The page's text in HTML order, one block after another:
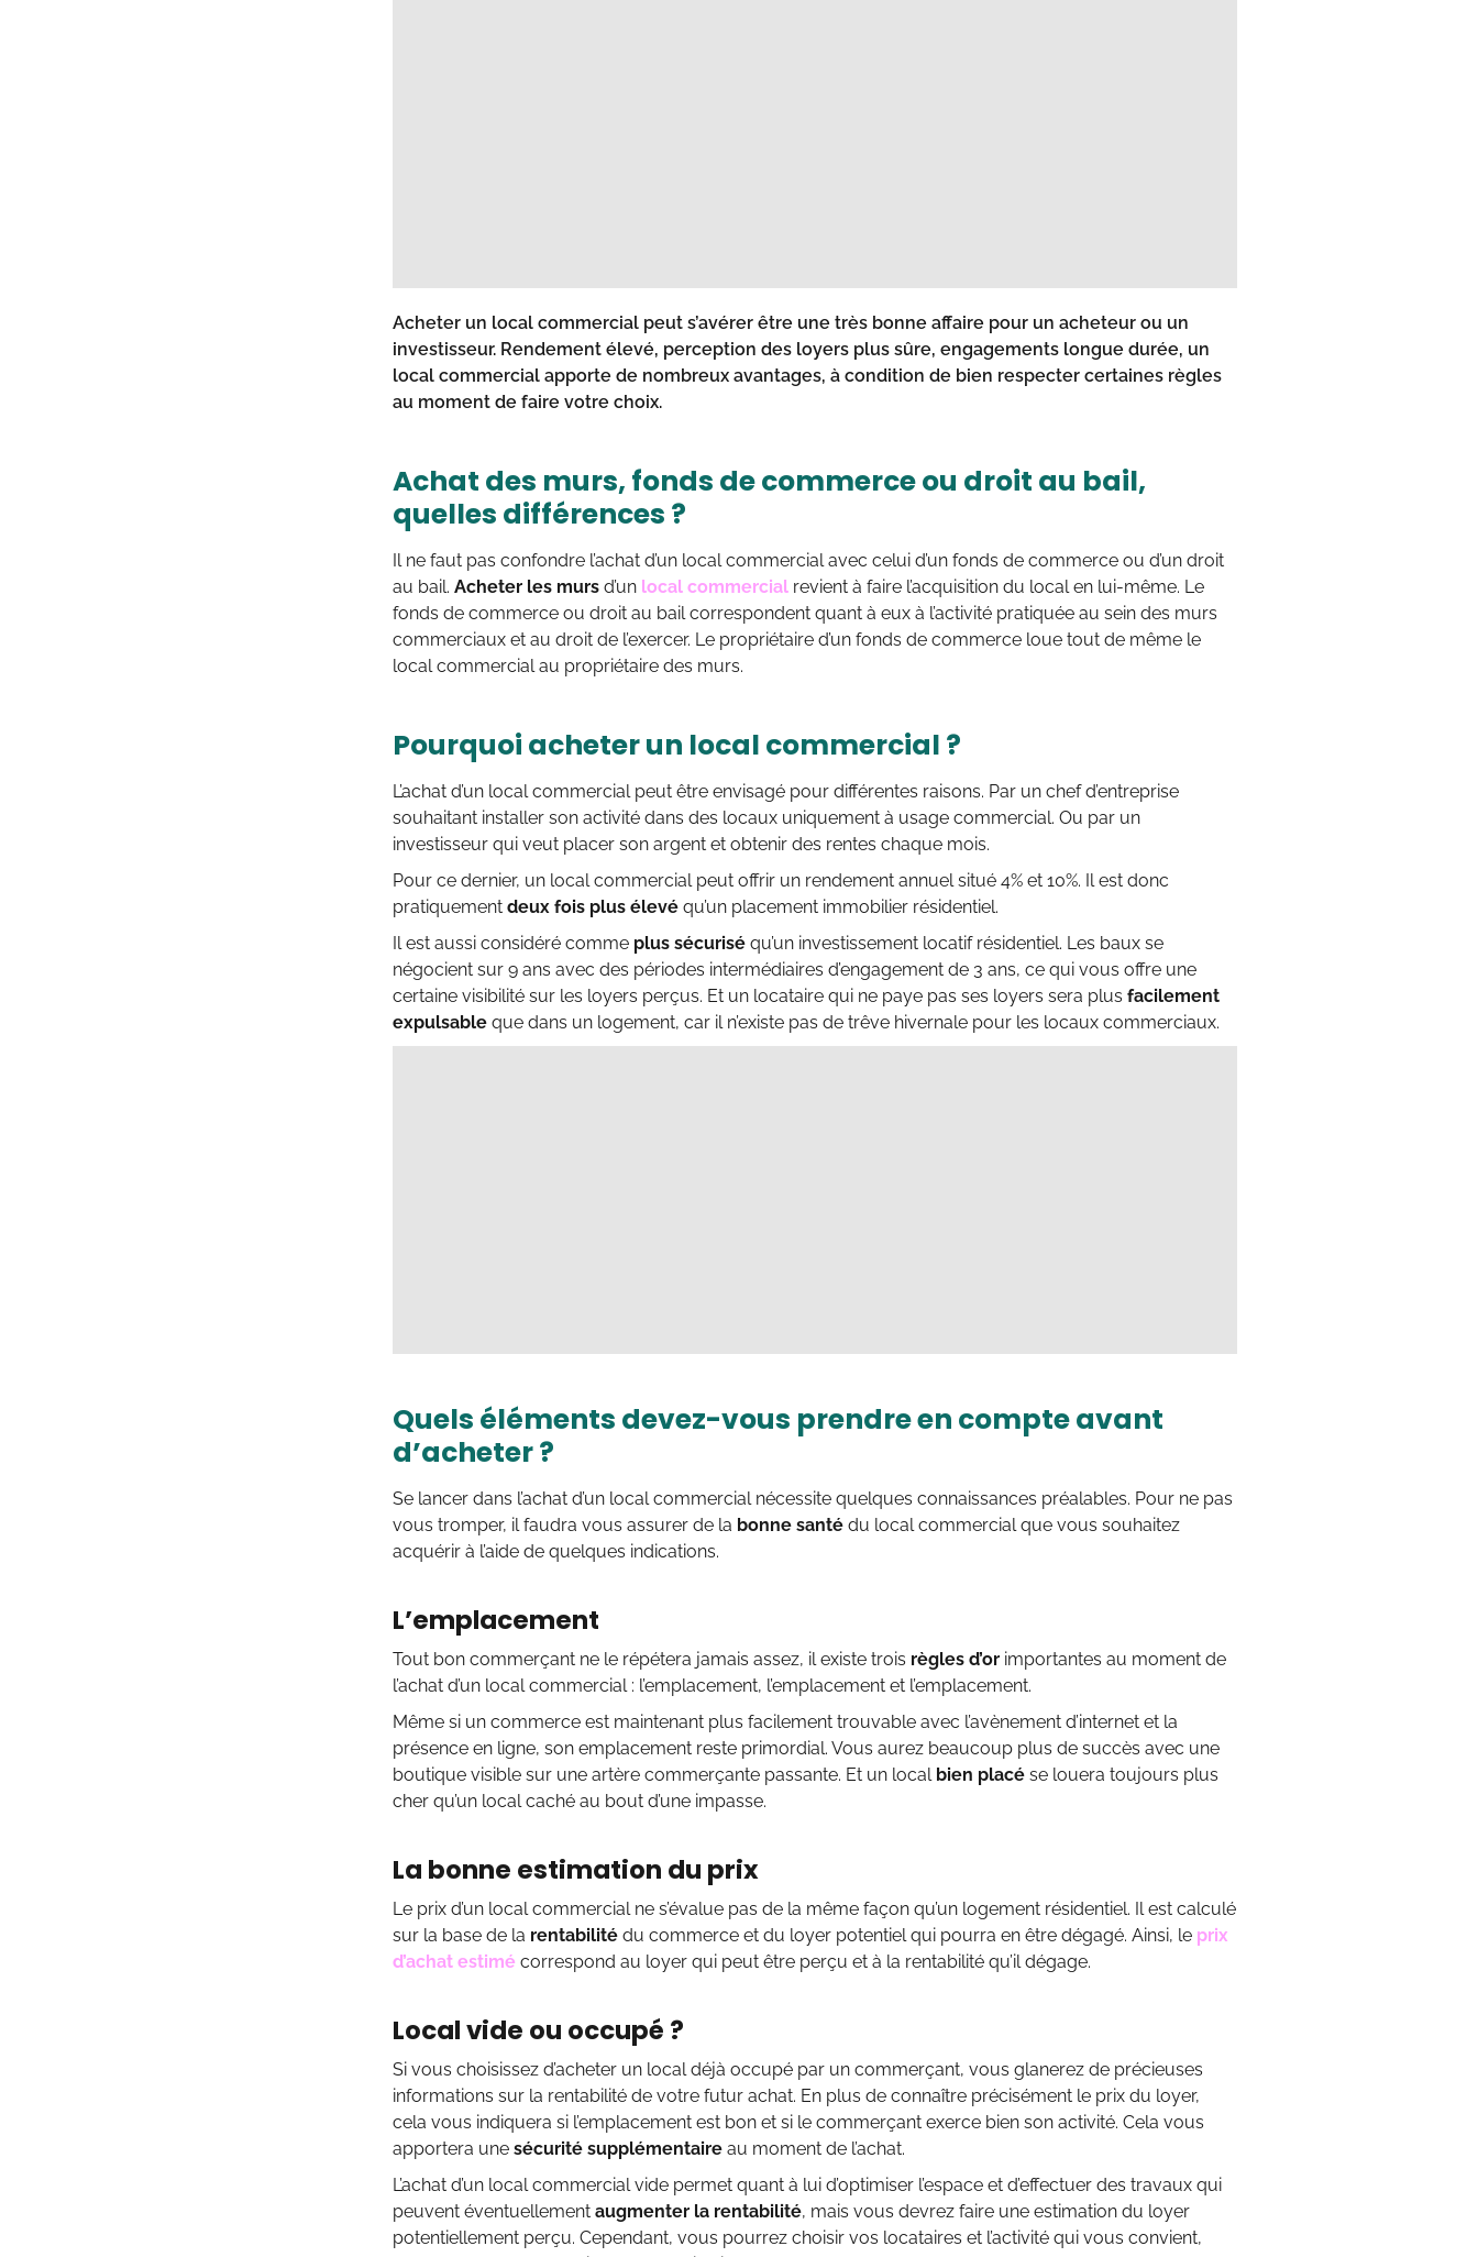
Acheter un local commercial peut s’avérer être une très bonne affaire pour un acheteur ou un
investisseur. Rendement élevé, perception des loyers plus sûre, engagements longue durée, un
local commercial apporte de nombreux avantages, à condition de bien respecter certaines règles
au moment de faire votre choix.
Achat des murs, fonds de commerce ou droit au bail,
quelles différences ?
Il ne faut pas confondre l’achat d’un local commercial avec celui d’un fonds de commerce ou d’un droit
au bail. Acheter les murs d’un local commercial revient à faire l’acquisition du local en lui-même. Le
fonds de commerce ou droit au bail correspondent quant à eux à l’activité pratiquée au sein des murs
commerciaux et au droit de l’exercer. Le propriétaire d’un fonds de commerce loue tout de même le
local commercial au propriétaire des murs.
Pourquoi acheter un local commercial ?
L’achat d’un local commercial peut être envisagé pour différentes raisons. Par un chef d’entreprise
souhaitant installer son activité dans des locaux uniquement à usage commercial. Ou par un
investisseur qui veut placer son argent et obtenir des rentes chaque mois.
Pour ce dernier, un local commercial peut offrir un rendement annuel situé 4% et 10%. Il est donc
pratiquement deux fois plus élevé qu’un placement immobilier résidentiel.
Il est aussi considéré comme plus sécurisé qu’un investissement locatif résidentiel. Les baux se
négocient sur 9 ans avec des périodes intermédiaires d’engagement de 3 ans, ce qui vous offre une
certaine visibilité sur les loyers perçus. Et un locataire qui ne paye pas ses loyers sera plus facilement
expulsable que dans un logement, car il n’existe pas de trêve hivernale pour les locaux commerciaux.
Quels éléments devez-vous prendre en compte avant
d’acheter ?
Se lancer dans l’achat d’un local commercial nécessite quelques connaissances préalables. Pour ne pas
vous tromper, il faudra vous assurer de la bonne santé du local commercial que vous souhaitez
acquérir à l’aide de quelques indications.
L’emplacement
Tout bon commerçant ne le répétera jamais assez, il existe trois règles d’or importantes au moment de
l’achat d’un local commercial : l’emplacement, l’emplacement et l’emplacement.
Même si un commerce est maintenant plus facilement trouvable avec l’avènement d’internet et la
présence en ligne, son emplacement reste primordial. Vous aurez beaucoup plus de succès avec une
boutique visible sur une artère commerçante passante. Et un local bien placé se louera toujours plus
cher qu’un local caché au bout d’une impasse.
La bonne estimation du prix
Le prix d’un local commercial ne s’évalue pas de la même façon qu’un logement résidentiel. Il est calculé
sur la base de la rentabilité du commerce et du loyer potentiel qui pourra en être dégagé. Ainsi, le prix
d’achat estimé correspond au loyer qui peut être perçu et à la rentabilité qu’il dégage.
Local vide ou occupé ?
Si vous choisissez d’acheter un local déjà occupé par un commerçant, vous glanerez de précieuses
informations sur la rentabilité de votre futur achat. En plus de connaître précisément le prix du loyer,
cela vous indiquera si l’emplacement est bon et si le commerçant exerce bien son activité. Cela vous
apportera une sécurité supplémentaire au moment de l’achat.
L’achat d’un local commercial vide permet quant à lui d’optimiser l’espace et d’effectuer des travaux qui
peuvent éventuellement augmenter la rentabilité, mais vous devrez faire une estimation du loyer
potentiellement perçu. Cependant, vous pourrez choisir vos locataires et l’activité qui vous convient,